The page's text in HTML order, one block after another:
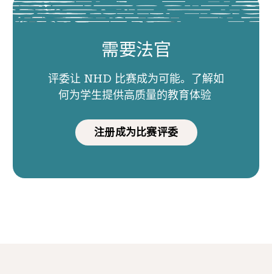
需要法官
评委让 NHD 比赛成为可能。了解如
何为学生提供高质量的教育体验
注册成为比赛评委